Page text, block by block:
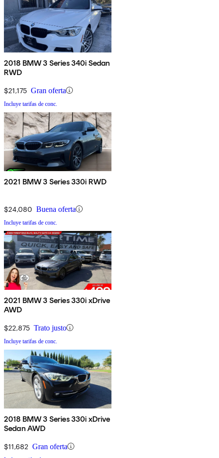
2018 BMW 3 Series 340i Sedan
RWD
$21,175 Gran oferta
Incluye tarifas de conc.
2021 BMW 3 Series 330i RWD
$24,080 Buena oferta
Incluye tarifas de conc.
2021 BMW 3 Series 330i xDrive
AWD
$22,875 Trato justo
Incluye tarifas de conc.
2018 BMW 3 Series 330i xDrive
Sedan AWD
$11,682 Gran oferta